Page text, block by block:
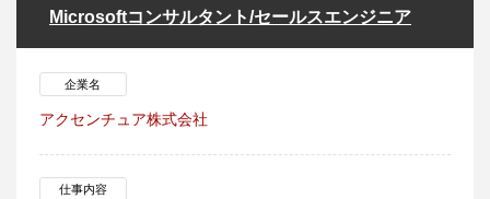
Microsoftコンサルタント/セールスエンジニア
企業名
アクセンチュア株式会社
仕事内容